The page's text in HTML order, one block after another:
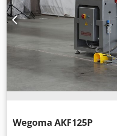
Wegoma AKF125P